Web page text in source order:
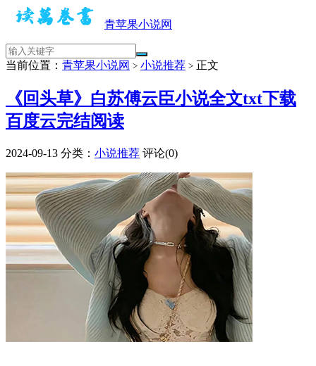
青苹果小说网
当前位置： 青苹果小说网 > 小说推荐 > 正文
《回头草》白苏傅云臣小说全文txt下载
百度云完结阅读
2024-09-13 分类： 小说推荐 评论(0)